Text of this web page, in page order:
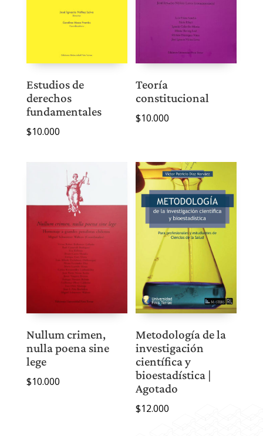
Estudios de
derechos
fundamentales
$10.000
Teoría
constitucional
$10.000
Nullum crimen,
nulla poena sine
lege
$10.000
Metodología de la
investigación
científica y
bioestadística |
Agotado
$12.000